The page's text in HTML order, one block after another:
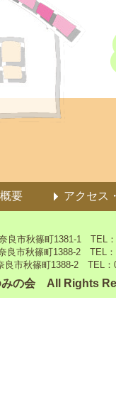
要 アクセス
市秋篠町1381-1 TEL
市秋篠町1388-2 TEL：
篠町1388-2 TEL：
みの会 All Rights